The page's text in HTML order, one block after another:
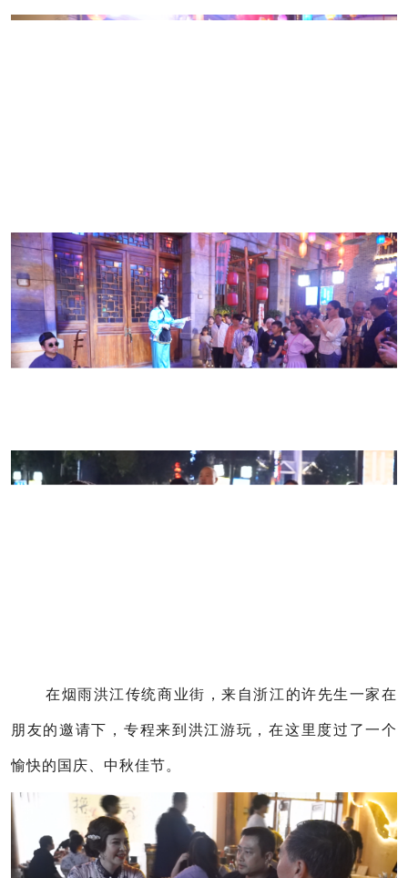
在烟雨洪江传统商业街，来自浙江的许先生一家在
朋友的邀请下，专程来到洪江游玩，在这里度过了一个
愉快的国庆、中秋佳节。